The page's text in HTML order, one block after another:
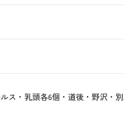
ス・乳頭各6個・道後・野沢・